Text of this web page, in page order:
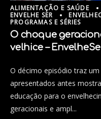
ALIMENTAÇÃO E SAÚDE
ENVELHE SER
PROGRAMAS E SÉRIES
O choque
velhice –
O décimo episódio traz
apresentados antes
educação para o
geracionais e ampl...